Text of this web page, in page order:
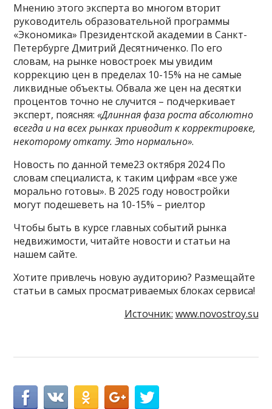
Мнению этого эксперта во многом вторит
руководитель образовательной программы
«Экономика» Президентской академии в Санкт-
Петербурге Дмитрий Десятниченко. По его
словам, на рынке новостроек мы увидим
коррекцию цен в пределах 10-15% на не самые
ликвидные объекты. Обвала же цен на десятки
процентов точно не случится – подчеркивает
эксперт, поясняя:«Длинная фаза роста абсолютно
всегда и на всех рынках приводит к корректировке,
некоторому откату. Это нормально».
Новость по данной теме23 октября 2024 По
словам специалиста, к таким цифрам «все уже
морально готовы». В 2025 году новостройки
могут подешеветь на 10-15% – риелтор
Чтобы быть в курсе главных событий рынка
недвижимости, читайте новости и статьи на
нашем сайте.
Хотите привлечь новую аудиторию? Размещайте
статьи в самых просматриваемых блоках сервиса!
Источник: www.novostroy.su